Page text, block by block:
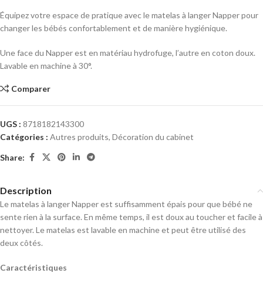
Équipez votre espace de pratique avec le matelas à langer Napper pour
changer les bébés confortablement et de manière hygiénique.
Une face du Napper est en matériau hydrofuge, l’autre en coton doux.
Lavable en machine à 30°.
Comparer
UGS : 8718182143300
Catégories : Autres produits, Décoration du cabinet
Share:
Description
Le matelas à langer Napper est suffisamment épais pour que bébé ne
sente rien à la surface. En même temps, il est doux au toucher et facile à
nettoyer. Le matelas est lavable en machine et peut être utilisé des
deux côtés.
Caractéristiques